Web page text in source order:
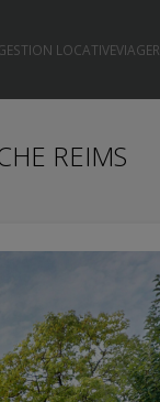
LOCATIVEVIAGER
REIMS